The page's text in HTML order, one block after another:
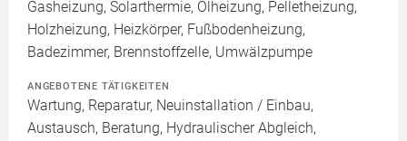
Gasheizung, Solarthermie, Ölheizung, Pelletheizung,
Holzheizung, Heizkörper, Fußbodenheizung,
Badezimmer, Brennstoffzelle, Umwälzpumpe
ANGEBOTENE TÄTIGKEITEN
Wartung, Reparatur, Neuinstallation / Einbau,
Austausch, Beratung, Hydraulischer Abgleich,